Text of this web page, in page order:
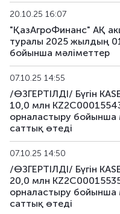
KAFIpp11
KAFIpp12
20.10.25 16:07
"ҚазАгроФинанс" АҚ
туралы 2025 жылдың
бойынша мәліметтер
07.10.25 14:55
/ӨЗГЕРТІЛДІ/ Бүгін
10,0 млн
орналастыру
саттық өтеді
07.10.25 14:50
/ӨЗГЕРТІЛДІ/ Бүгін
20,0 млн
орналастыру
саттық өтеді